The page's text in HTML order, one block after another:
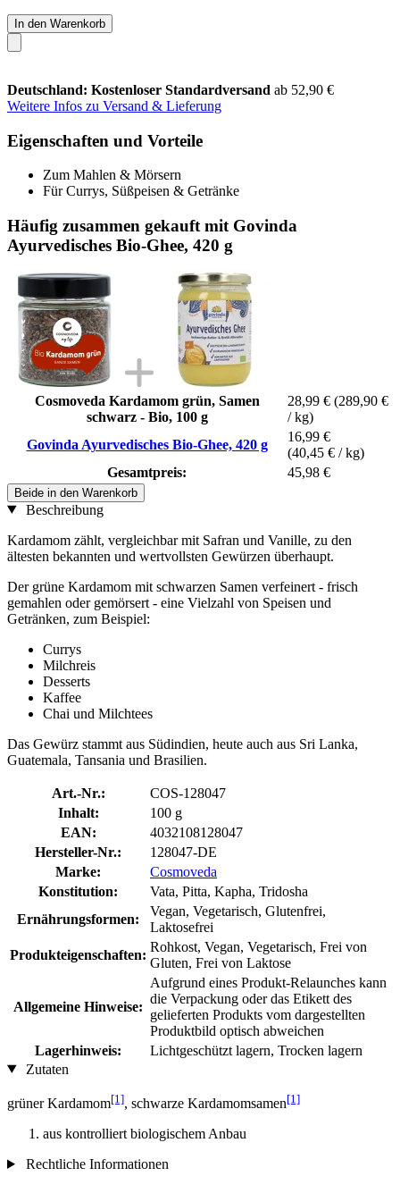
In den Warenkorb
Deutschland: Kostenloser Standardversand ab 52,90 €
Weitere Infos zu Versand & Lieferung
Eigenschaften und Vorteile
Zum Mahlen & Mörsern
Für Currys, Süßpeisen & Getränke
Häufig zusammen gekauft mit Govinda
Ayurvedisches Bio-Ghee, 420 g
Cosmoveda Kardamom grün, Samen
schwarz - Bio, 100 g
28,99 € (289,90 €
/ kg)
Govinda Ayurvedisches Bio-Ghee, 420 g
16,99 €
(40,45 € / kg)
Gesamtpreis:
45,98 €
Beide in den Warenkorb
Beschreibung
Kardamom zählt, vergleichbar mit Safran und Vanille, zu den
ältesten bekannten und wertvollsten Gewürzen überhaupt.
Der grüne Kardamom mit schwarzen Samen verfeinert - frisch
gemahlen oder gemörsert - eine Vielzahl von Speisen und
Getränken, zum Beispiel:
Currys
Milchreis
Desserts
Kaffee
Chai und Milchtees
Das Gewürz stammt aus Südindien, heute auch aus Sri Lanka,
Guatemala, Tansania und Brasilien.
Art.-Nr.:
COS-128047
Inhalt:
100 g
EAN:
4032108128047
Hersteller-Nr.:
128047-DE
Marke:
Cosmoveda
Konstitution:
Vata, Pitta, Kapha, Tridosha
Ernährungsformen:
Vegan, Vegetarisch, Glutenfrei,
Laktosefrei
Produkteigenschaften:
Rohkost, Vegan, Vegetarisch, Frei von
Gluten, Frei von Laktose
Allgemeine Hinweise:
Aufgrund eines Produkt-Relaunches kann
die Verpackung oder das Etikett des
gelieferten Produkts vom dargestellten
Produktbild optisch abweichen
Lagerhinweis:
Lichtgeschützt lagern, Trocken lagern
Zutaten
grüner Kardamom[1], schwarze Kardamomsamen[1]
aus kontrolliert biologischem Anbau
Rechtliche Informationen